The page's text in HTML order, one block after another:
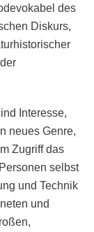
des
Diskurs,
Interesse,
neues Genre,
Zugriff das
selbst
und Technik
und